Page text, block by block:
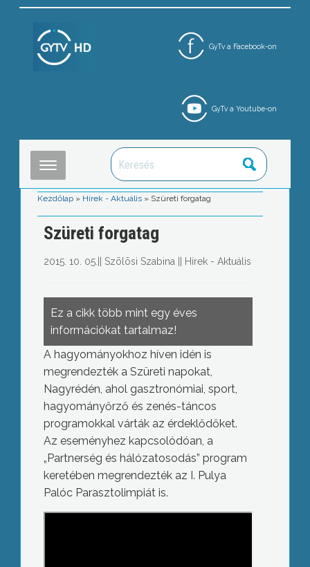
GyTv a Facebook-on
GyTv a Youtube-on
Kezdőlap » Hírek - Aktuális » Szüreti forgatag
Szüreti forgatag
2015. 10. 05. Szõlõsi Szabina Hírek - Aktuális
Ez a cikk több mint egy éves
információkat tartalmaz!
A hagyományokhoz híven idén is
megrendezték a Szüreti napokat,
Nagyrédén, ahol gasztronómiai, sport,
hagyományőrző és zenés-táncos
programokkal várták az érdeklődőket.
Az eseményhez kapcsolódóan, a
„Partnerség és hálózatosodás” program
keretében megrendezték az I. Pulya
Palóc Parasztolimpiát is.